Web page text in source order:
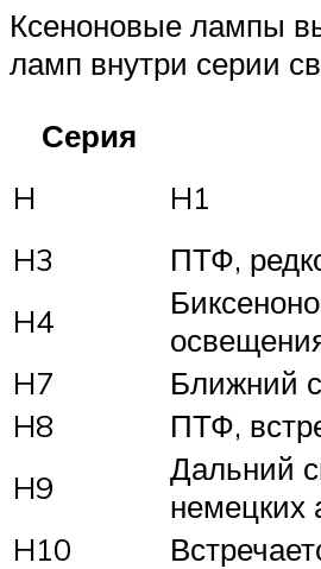
Ксеноновые лампы
ламп внутри серии
Серия
H
H1
H3
ПТФ,
H4
H7
Ближний
H8
ПТФ,
H9
Дальний
немецких
H10